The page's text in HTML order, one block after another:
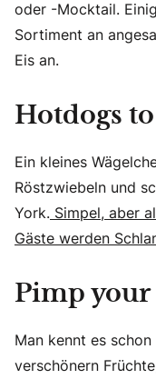
oder -Mocktail.
Sortiment an
Eis an.
Hotdogs
Ein kleines
Röstzwiebeln und
York. Simpel, aber
Gäste werden
Pimp your
Man kennt es
verschönern